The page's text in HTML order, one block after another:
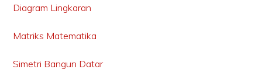
Diagram Lingkaran
Matriks Matematika
Simetri Bangun Datar